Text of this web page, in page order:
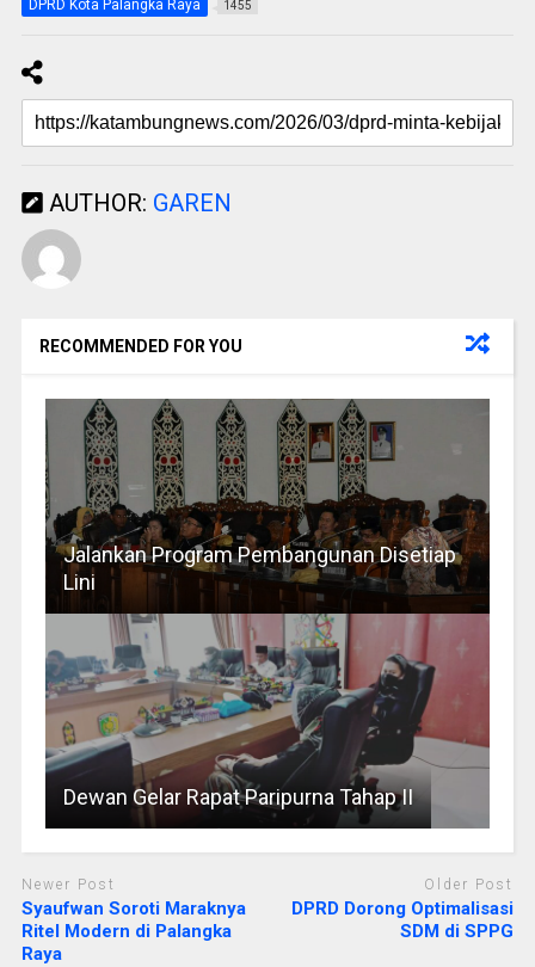
DPRD Kota Palangka Raya 1455
AUTHOR: GAREN
RECOMMENDED FOR YOU
Jalankan Program Pembangunan Disetiap
Lini
Dewan Gelar Rapat Paripurna Tahap II
Newer Post
Syaufwan Soroti Maraknya
Ritel Modern di Palangka
Raya
Older Post
DPRD Dorong Optimalisasi
SDM di SPPG